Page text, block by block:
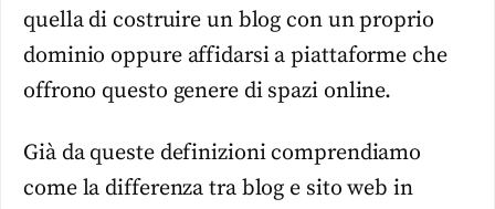
quella di costruire un blog con un proprio
dominio oppure affidarsi a piattaforme che
offrono questo genere di spazi online.
Già da queste definizioni comprendiamo
come la differenza tra blog e sito web in